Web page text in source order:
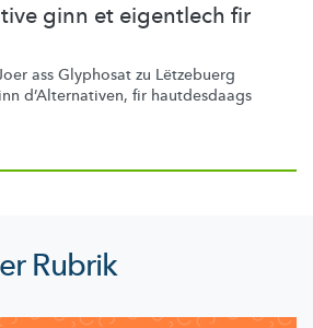
ginn et eigentlech fir
ass Glyphosat zu Lëtzebuerg
d’Alternativen, fir hautdesdaags
Rubrik